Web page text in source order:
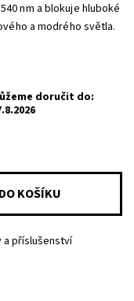
nm a blokuje hluboké
a modrého světla.
doručit do:
a příslušenství